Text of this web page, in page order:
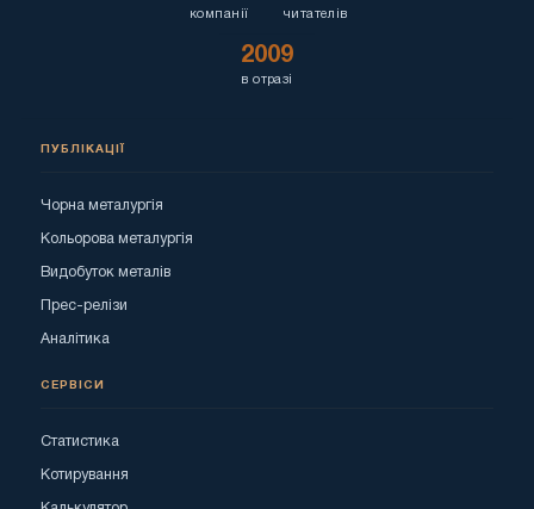
компанії читателів
2009
в отразі
ПУБЛІКАЦІЇ
Чорна металургія
Кольорова металургія
Видобуток металів
Прес-релізи
Аналітика
СЕРВІСИ
Статистика
Котирування